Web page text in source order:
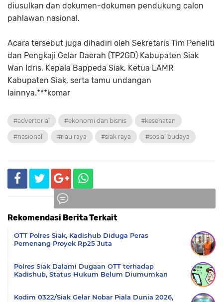
diusulkan dan dokumen-dokumen pendukung calon
pahlawan nasional.
Acara tersebut juga dihadiri oleh Sekretaris Tim Peneliti
dan Pengkaji Gelar Daerah (TP2GD) Kabupaten Siak
Wan Idris, Kepala Bappeda Siak, Ketua LAMR
Kabupaten Siak, serta tamu undangan
lainnya.***komar
#advertorial #ekonomi dan bisnis #kesehatan
#nasional #riau raya #siak raya #sosial budaya
Rekomendasi Berita Terkait
OTT Polres Siak, Kadishub Diduga Peras
Pemenang Proyek Rp25 Juta
Polres Siak Dalami Dugaan OTT terhadap
Kadishub, Status Hukum Belum Diumumkan
Kodim 0322/Siak Gelar Nobar Piala Dunia 2026,